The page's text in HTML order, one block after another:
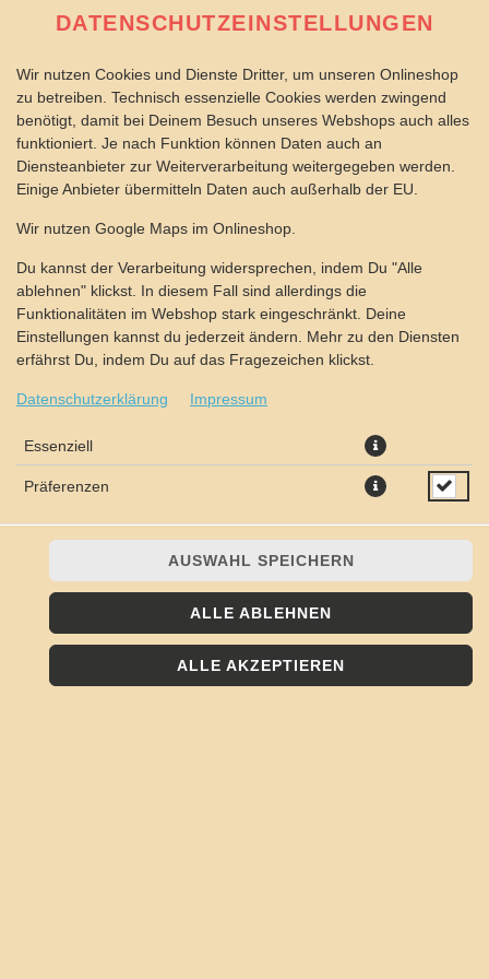
PIZZA HAWAII 60X40CM
mit Kochschinken und Ananas
JETZT BESTELLEN
DATENSCHUTZEINSTELLUNGEN
Wir nutzen Cookies und Dienste Dritter, um unseren Onlineshop
zu betreiben. Technisch essenzielle Cookies werden zwingend
benötigt, damit bei Deinem Besuch unseres Webshops auch alles
funktioniert. Je nach Funktion können Daten auch an
Diensteanbieter zur Weiterverarbeitung weitergegeben werden.
Einige Anbieter übermitteln Daten auch außerhalb der EU.
Wir nutzen Google Maps im Onlineshop.
Du kannst der Verarbeitung widersprechen, indem Du "Alle
ablehnen" klickst. In diesem Fall sind allerdings die
Funktionalitäten im Webshop stark eingeschränkt. Deine
Einstellungen kannst du jederzeit ändern. Mehr zu den Diensten
erfährst Du, indem Du auf das Fragezeichen klickst.
Datenschutzerklärung Impressum
Essenziell
Präferenzen
AUSWAHL SPEICHERN
ALLE ABLEHNEN
ALLE AKZEPTIEREN